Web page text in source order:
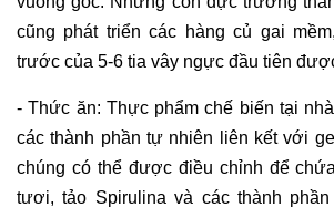
cũng phát triển các hàng củ gai
trước của 5-6 tia vây ngực đầu tiên
- Thức ăn: Thực phẩm chế biến tại
các thành phần tự nhiên liên kết với
chúng có thể được điều chỉnh để
tươi, tảo Spirulina và các thành